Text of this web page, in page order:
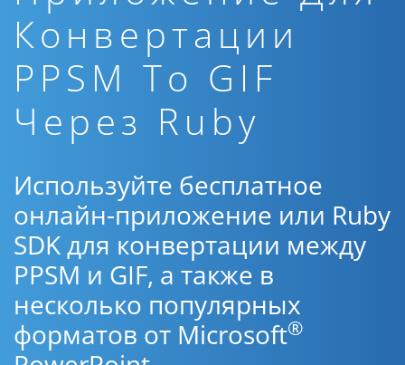
Конвертации
PPSM To GIF
Через Ruby
Используйте бесплатное
онлайн-приложение или Ruby
SDK для конвертации между
PPSM и GIF, а также в
несколько популярных
форматов от Microsoft®